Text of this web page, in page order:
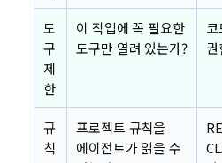
도
구
제
한
이 작업에 꼭 필요한
도구만 열려 있는가?
권
규
칙
프로젝트 규칙을
에이전트가 읽을 수